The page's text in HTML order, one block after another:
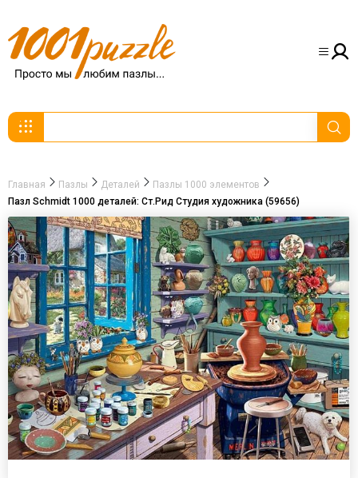
Главная Пазлы Деталей
Пазлы 1000 элементов
Пазл Schmidt 1000 деталей: Ст.Рид Студия художника (59656)